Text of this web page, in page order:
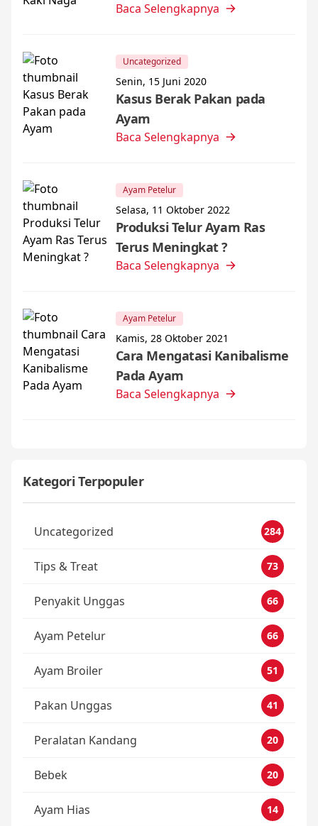
Baca Selengkapnya
Uncategorized
Senin, 15 Juni 2020
Kasus Berak Pakan pada
Ayam
Baca Selengkapnya
Ayam Petelur
Selasa, 11 Oktober 2022
Produksi Telur Ayam Ras
Terus Meningkat ?
Baca Selengkapnya
Ayam Petelur
Kamis, 28 Oktober 2021
Cara Mengatasi Kanibalisme
Pada Ayam
Baca Selengkapnya
Kategori Terpopuler
Uncategorized 284
Tips & Treat 73
Penyakit Unggas 66
Ayam Petelur 66
Ayam Broiler 51
Pakan Unggas 41
Peralatan Kandang 20
Bebek 20
Ayam Hias 14